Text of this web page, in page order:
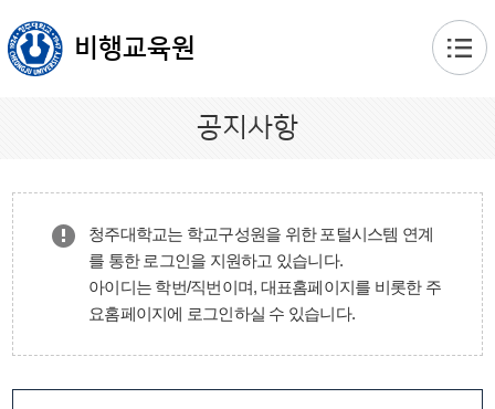
비행교육원
공지사항
청주대학교는 학교구성원을 위한 포털시스템 연계
를 통한 로그인을 지원하고 있습니다.
아이디는 학번/직번이며, 대표홈페이지를 비롯한 주
요홈페이지에 로그인하실 수 있습니다.